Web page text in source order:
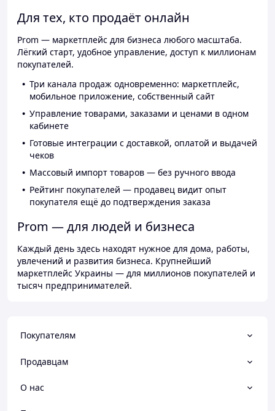
Для тех, кто продаёт онлайн
Prom — маркетплейс для бизнеса любого масштаба.
Лёгкий старт, удобное управление, доступ к миллионам
покупателей.
Три канала продаж одновременно: маркетплейс,
мобильное приложение, собственный сайт
Управление товарами, заказами и ценами в одном
кабинете
Готовые интеграции с доставкой, оплатой и выдачей
чеков
Массовый импорт товаров — без ручного ввода
Рейтинг покупателей — продавец видит опыт
покупателя ещё до подтверждения заказа
Prom — для людей и бизнеса
Каждый день здесь находят нужное для дома, работы,
увлечений и развития бизнеса. Крупнейший
маркетплейс Украины — для миллионов покупателей и
тысяч предпринимателей.
Покупателям
Продавцам
О нас